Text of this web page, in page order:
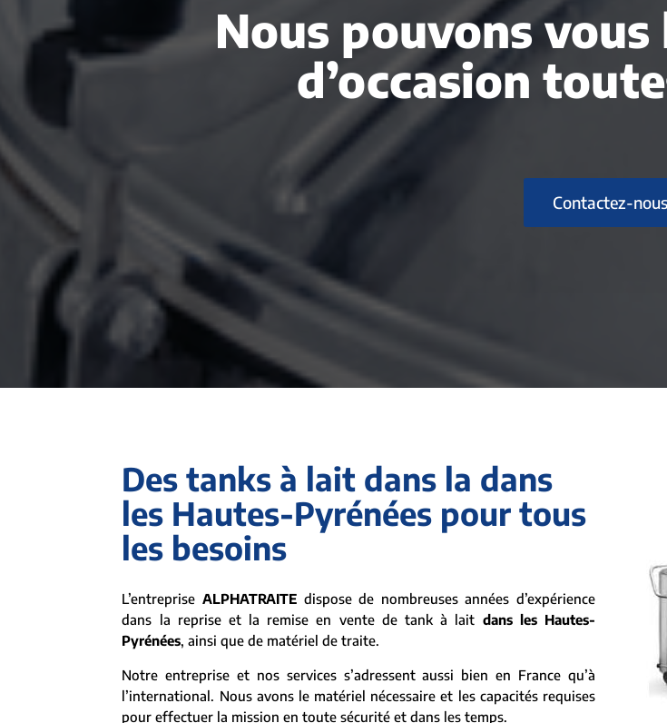
Nous pouvons
d’occasion
Contactez-nous
Des tanks à lait dans la dans
les Hautes-Pyrénées pour tous
les besoins
L’entreprise ALPHATRAITEdispose de nombreuses années d’expérience
dans la reprise et la remise en vente de tank à lait dans les Hautes-
Pyrénées, ainsi que de matériel de traite.
Notre entreprise et nos services s’adressent aussi bien en France qu’à
l’international. Nous avons le matériel nécessaire et les capacités requises
pour effectuer la mission en toute sécurité et dans les temps.